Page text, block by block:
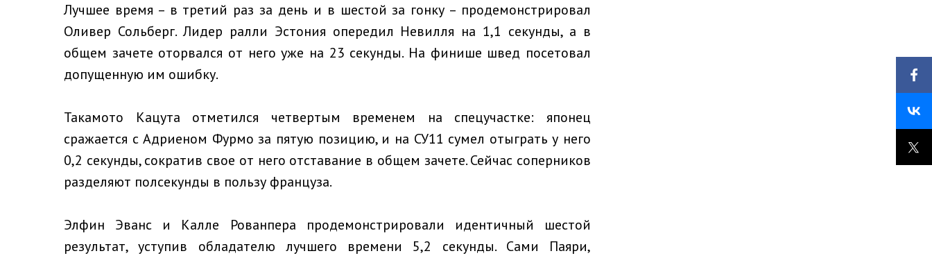
Лучшее время – в третий раз за день и в шестой за гонку – продемонстрировал
Оливер Сольберг. Лидер ралли Эстония опередил Невилля на 1,1 секунды, а в
общем зачете оторвался от него уже на 23 секунды. На финише швед посетовал
допущенную им ошибку.
Такамото Кацута отметился четвертым временем на спецучастке: японец
сражается с Адриеном Фурмо за пятую позицию, и на СУ11 сумел отыграть у него
0,2 секунды, сократив свое от него отставание в общем зачете. Сейчас соперников
разделяют полсекунды в пользу француза.
Элфин Эванс и Калле Рованпера продемонстрировали идентичный шестой
результат, уступив обладателю лучшего времени 5,2 секунды. Сами Паяри,